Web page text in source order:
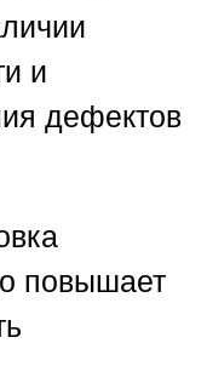
и
дефектов
повышает